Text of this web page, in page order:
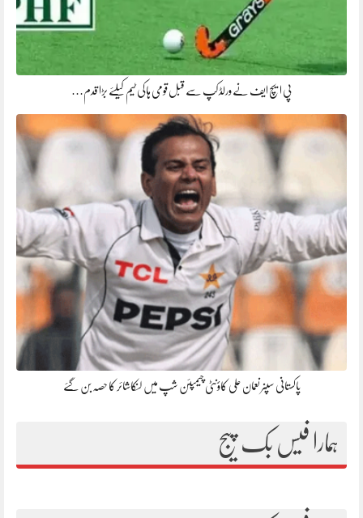
پی ایچ ایف نے ورلڈ کپ سے قبل قومی ہاکی ٹیم کیلئے بڑا قدم…
پاکستانی سپنر نعمان علی کاؤنٹی چیمپئن شپ میں لنکاشائر کا حصہ بن گئے
ہمارا فیس بک پیج